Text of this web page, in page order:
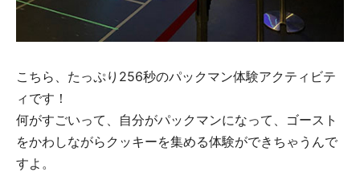
こちら、たっぷり256秒のパックマン体験アクティビテ
ィです！
何がすごいって、自分がパックマンになって、ゴースト
をかわしながらクッキーを集める体験ができちゃうんで
すよ。